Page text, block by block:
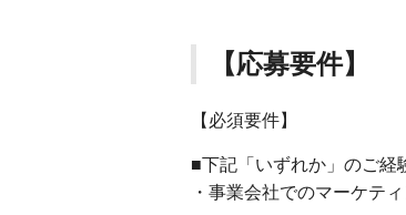
【応募要件】
【必須要件】
■下記「いずれか」のご
・事業会社でのマーケテ